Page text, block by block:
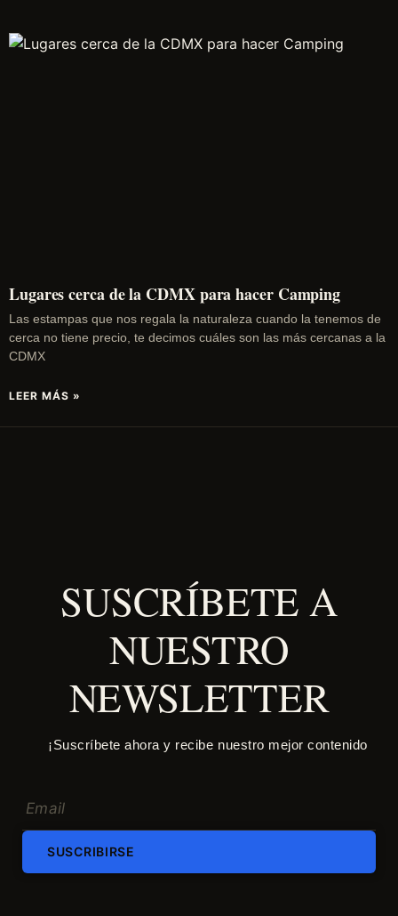
Lugares cerca de la CDMX para hacer Camping
Las estampas que nos regala la naturaleza cuando la tenemos de
cerca no tiene precio, te decimos cuáles son las más cercanas a la
CDMX
LEER MÁS »
SUSCRÍBETE A
NUESTRO
NEWSLETTER
¡Suscríbete ahora y recibe nuestro mejor contenido
SUSCRIBIRSE